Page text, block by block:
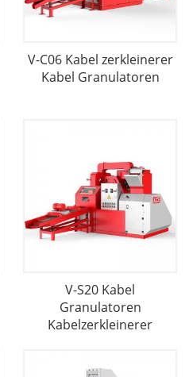
V-C06 Kabel zerkleinerer
Kabel Granulatoren
V-S20 Kabel
Granulatoren
Kabelzerkleinerer